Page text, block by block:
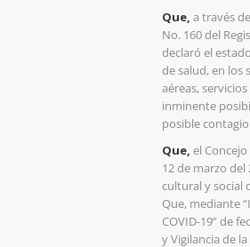
Que, a través
No. 160 del
declaró el
de salud, en los
aéreas,
inminente
posible
Que, el
12 de marzo
cultural y social
Que, mediante
COVID-19” de
y Vigilancia de